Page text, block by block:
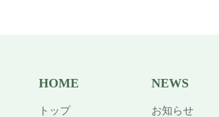
HOME
トップ
NEWS
お知らせ